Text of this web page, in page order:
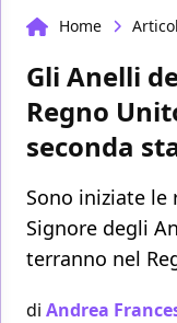
Home
Gli Anelli
Regno
seconda
Sono iniziate le
Signore degli
terranno nel
di Andrea